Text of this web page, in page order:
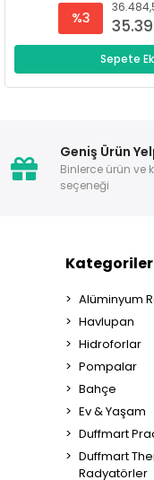
%3
Sepete
Geniş Ürün
Binlerce ürün ve
seçeneği
Kategoriler
Alüminyum
Havlupan
Hidroforlar
Pompalar
Bahçe
Ev & Yaşam
Duffmart
Duffmart
Radyatörler